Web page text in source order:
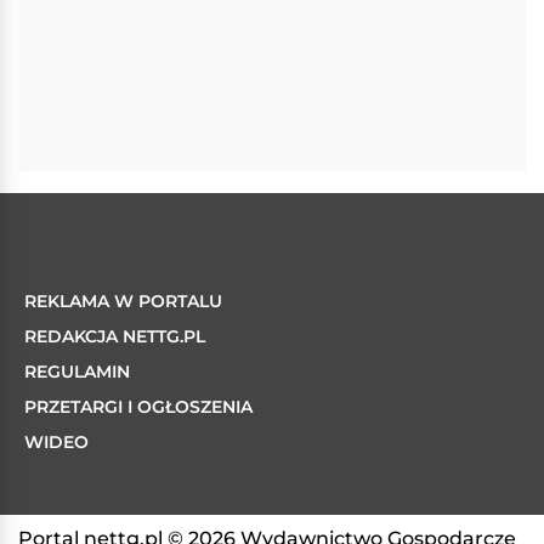
REKLAMA W PORTALU
REDAKCJA NETTG.PL
REGULAMIN
PRZETARGI I OGŁOSZENIA
WIDEO
Portal nettg.pl © 2026 Wydawnictwo Gospodarcze